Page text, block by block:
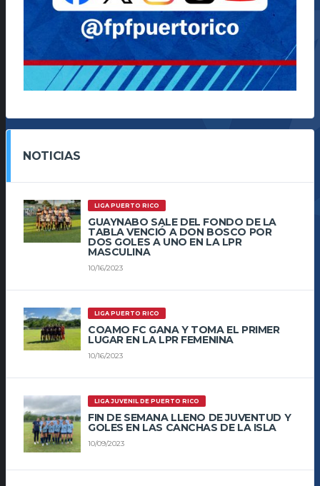
NOTICIAS
LIGA PUERTO RICO
GUAYNABO SALE DEL FONDO DE LA
TABLA VENCIÓ A DON BOSCO POR
DOS GOLES A UNO EN LA LPR
MASCULINA
10/16/2023
LIGA PUERTO RICO
COAMO FC GANA Y TOMA EL PRIMER
LUGAR EN LA LPR FEMENINA
10/16/2023
LIGA JUVENIL DE PUERTO RICO
FIN DE SEMANA LLENO DE JUVENTUD Y
GOLES EN LAS CANCHAS DE LA ISLA
10/09/2023